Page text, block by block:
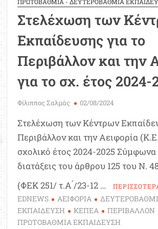
Στελέχωση των
Εκπαίδευσης για το
Περιβάλλον και την
για το σχ. έτος 2024-
Φίλιππος Σαλμάς 02/08/2024
Στελέχωση των Κέντρων
Περιβάλλον και την Αειφορία
σχολικό έτος 2024-2025 Σύμφωνα
διατάξεις του άρθρου 125 του Ν.
(ΦΕΚ 251/ τ.Α ́/23-12 …
EDNEWS ΑΕΙΦΟΡΙΑ
ΕΚΠΑΙΔΕΥΣΗ
ΚΕΠΕΑ
ΠΕΡΙΒΑΛΛΟΝ
ΠΡΩΤΟΒΑΘΜΙΑ ΕΚΠΑΙΔΕΥΣΗ